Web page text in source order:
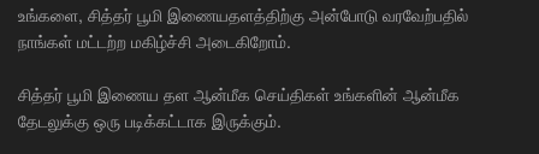
உங்களை, சித்தர் பூமி இணையதளத்திற்கு அன்போடு வரவேற்பதில்
நாங்கள் மட்டற்ற மகிழ்ச்சி அடைகிறோம்.
சித்தர் பூமி இணைய தள ஆன்மீக செய்திகள் உங்களின் ஆன்மீக
தேடலுக்கு ஒரு படிக்கட்டாக இருக்கும்.